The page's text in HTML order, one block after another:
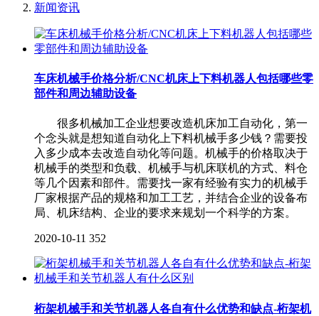
新闻资讯
车床机械手价格分析/CNC机床上下料机器人包括哪些零
部件和周边辅助设备
很多机械加工企业想要改造机床加工自动化，第一
个念头就是想知道自动化上下料机械手多少钱？需要投
入多少成本去改造自动化等问题。机械手的价格取决于
机械手的类型和负载、机械手与机床联机的方式、料仓
等几个因素和部件。需要找一家有经验有实力的机械手
厂家根据产品的规格和加工工艺，并结合企业的设备布
局、机床结构、企业的要求来规划一个科学的方案。
2020-10-11 352
桁架机械手和关节机器人各自有什么优势和缺点-桁架机